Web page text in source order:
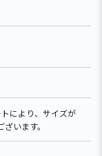
により、サイズが
います。